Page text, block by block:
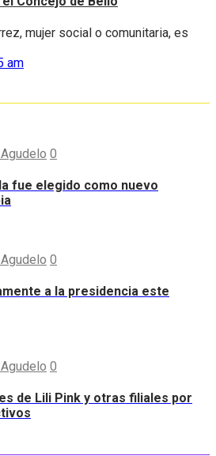
mujer social o comunitaria, es
am
0
fue elegido como nuevo
0
a la presidencia este
0
de Lili Pink y otras filiales por